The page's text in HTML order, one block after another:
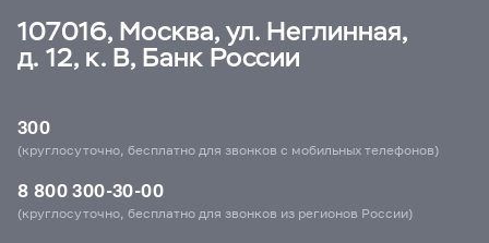
107016, Москва, ул. Неглинная,
д. 12, к. В, Банк России
300
(круглосуточно, бесплатно для звонков с мобильных телефонов)
8 800 300-30-00
(круглосуточно, бесплатно для звонков из регионов России)